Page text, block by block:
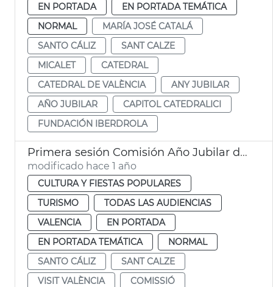
EN PORTADA
EN PORTADA TEMÁTICA
NORMAL
MARÍA JOSÉ CATALÁ
SANTO CÁLIZ
SANT CALZE
MICALET
CATEDRAL
CATEDRAL DE VALÈNCIA
ANY JUBILAR
AÑO JUBILAR
CAPITOL CATEDRALICI
FUNDACIÓN IBERDROLA
Primera sesión Comisión Año Jubilar del Santo Cáliz
modificado hace 1 año
CULTURA Y FIESTAS POPULARES
TURISMO
TODAS LAS AUDIENCIAS
VALENCIA
EN PORTADA
EN PORTADA TEMÁTICA
NORMAL
SANTO CÁLIZ
SANT CALZE
VISIT VALÈNCIA
COMISSIÓ